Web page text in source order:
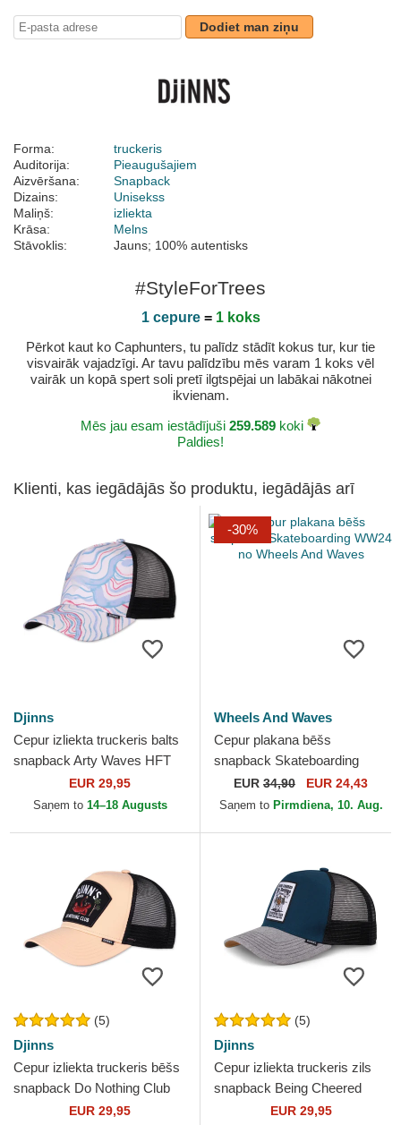
Dodiet man ziņu
Forma:
truckeris
Auditorija:
Pieaugušajiem
Aizvēršana:
Snapback
Dizains:
Unisekss
Maliņš:
izliekta
Krāsa:
Melns
Stāvoklis:
Jauns; 100% autentisks
#StyleForTrees
1 cepure= 1 koks
Pērkot kaut ko Caphunters, tu palīdz stādīt kokus tur, kur tie
visvairāk vajadzīgi. Ar tavu palīdzību mēs varam 1 koks vēl
vairāk un kopā spert soli pretī ilgtspējai un labākai nākotnei
ikvienam.
Mēs jau esam iestādījuši 259.589 koki
Paldies!
Klienti, kas iegādājās šo produktu, iegādājās arī
Djinns
Cepur izliekta truckeris balts
snapback Arty Waves HFT
EUR 29,95
Saņem to 14–18 Augusts
-30%
Wheels And Waves
Cepur plakana bēšs
snapback Skateboarding
WW24 no Wheels And
Waves
EUR 34,90 EUR 24,43
Saņem to Pirmdiena, 10. Aug.
(5)
Djinns
Cepur izliekta truckeris bēšs
snapback Do Nothing Club
HFT DNC Sloth no Djinns
EUR 29,95
(5)
Djinns
Cepur izliekta truckeris zils
snapback Being Cheered
HFT no DjinnsEUR 29,95